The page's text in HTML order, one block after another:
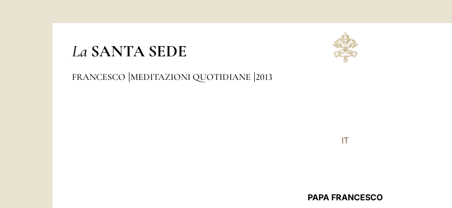
La SANTA SEDE
FRANCESCO MEDITAZIONI QUOTIDIANE 2013
IT
PAPA FRANCESCO